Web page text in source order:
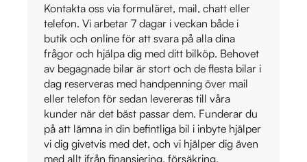
Kontakta oss via formuläret, mail, chatt eller
telefon. Vi arbetar 7 dagar i veckan både i
butik och online för att svara på alla dina
frågor och hjälpa dig med ditt bilköp. Behovet
av begagnade bilar är stort och de flesta bilar i
dag reserveras med handpenning över mail
eller telefon för sedan levereras till våra
kunder när det bäst passar dem. Funderar du
på att lämna in din befintliga bil i inbyte hjälper
vi dig givetvis med det, och vi hjälper dig även
med allt ifrån finansiering, försäkring,